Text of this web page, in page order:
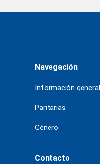
Navegación
Información general
Paritarias
Género
Contacto